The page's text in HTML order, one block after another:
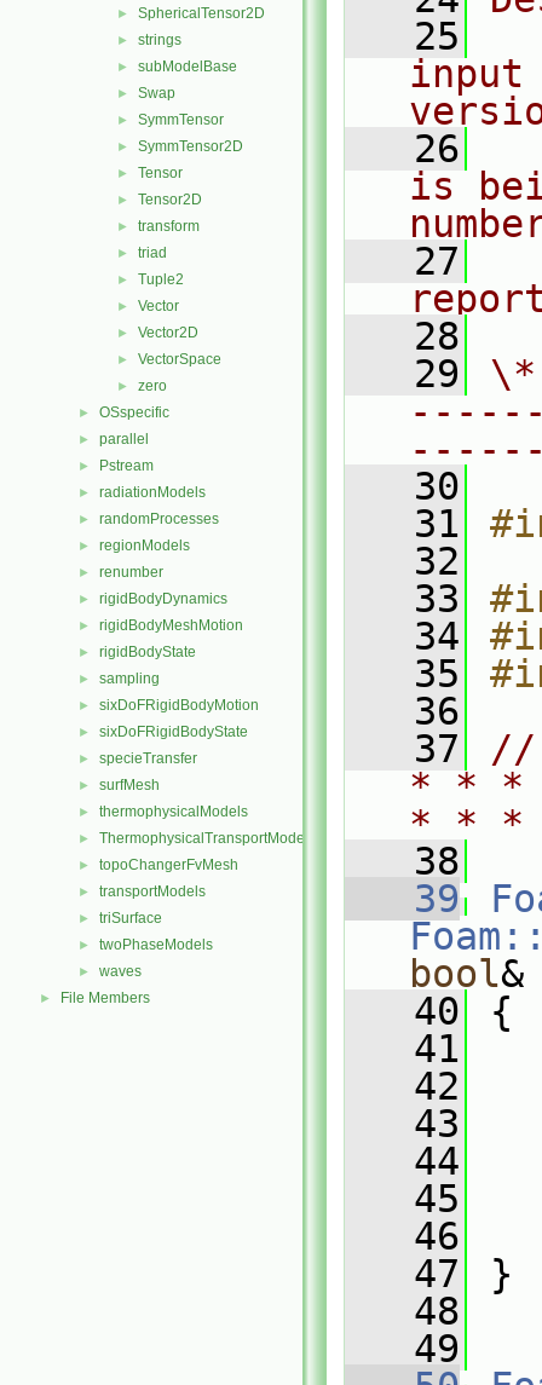
► SphericalTensor2D
► strings
► subModelBase
► Swap
► SymmTensor
► SymmTensor2D
► Tensor
► Tensor2D
► transform
► triad
► Tuple2
► Vector
► Vector2D
► VectorSpace
► zero
► OSspecific
► parallel
► Pstream
► radiationModels
► randomProcesses
► regionModels
► renumber
► rigidBodyDynamics
► rigidBodyMeshMotion
► rigidBodyState
► sampling
► sixDoFRigidBodyMotion
► sixDoFRigidBodyState
► specieTransfer
► surfMesh
► thermophysicalModels
► ThermophysicalTransportModels
► topoChangerFvMesh
► transportModels
► triSurface
► twoPhaseModels
► waves
► File Members
   25
input
   26
is
   27
   28
   29
   30
   31
   32
   33
   34
   35
   36
   37
//
* * *
* *
   38
   39
bool
   40
{
   41
   42
   43
   44
   45
   46
   47
}
   48
   49